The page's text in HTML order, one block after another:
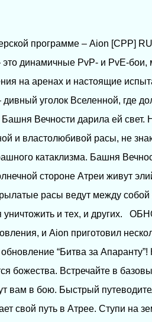
программе – Aion [CPP] RU
динамичные PvP- и PvE-бои,
на аренах и настоящие
уголок Вселенной, где
Вечности дарила ей свет.
и властолюбивой расы, не
катаклизма. Башня
стороне Атреи живут
расы ведут между
уничтожить и тех, и других.
и Aion приготовил
“Битва за
божества. Встречайте в
вам в бою. Быстрый
свой путь в Атрее. Ступи на